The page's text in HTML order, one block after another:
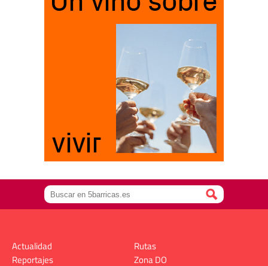
Actualidad
Reportajes
Rutas
Zona DO